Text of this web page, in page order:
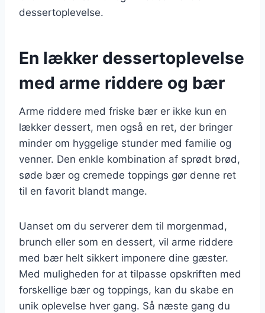
dessertoplevelse.
En lækker dessertoplevelse
med arme riddere og bær
Arme riddere med friske bær er ikke kun en
lækker dessert, men også en ret, der bringer
minder om hyggelige stunder med familie og
venner. Den enkle kombination af sprødt brød,
søde bær og cremede toppings gør denne ret
til en favorit blandt mange.
Uanset om du serverer dem til morgenmad,
brunch eller som en dessert, vil arme riddere
med bær helt sikkert imponere dine gæster.
Med muligheden for at tilpasse opskriften med
forskellige bær og toppings, kan du skabe en
unik oplevelse hver gang. Så næste gang du